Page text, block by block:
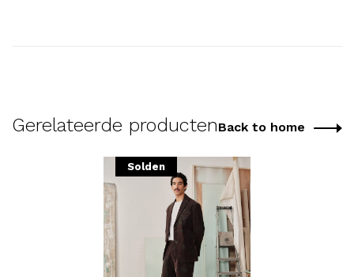
Gerelateerde productenBack to home
Solden